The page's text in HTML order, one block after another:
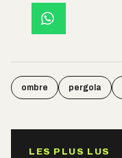
ombre pergola
LES PLUS LUS